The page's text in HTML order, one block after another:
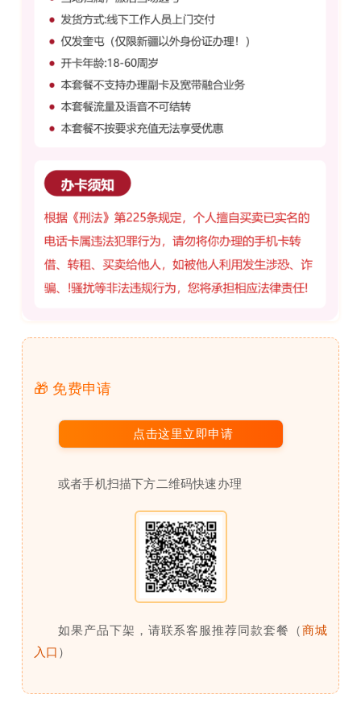
🎁 免费申请
点击这里立即申请
或者手机扫描下方二维码快速办理
如果产品下架，请联系客服推荐同款套餐（商城
入口 ）